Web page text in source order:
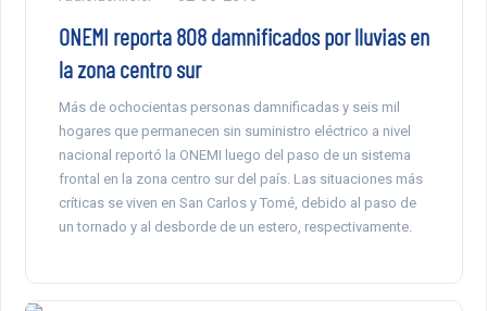
ONEMI reporta 808 damnificados por lluvias en
la zona centro sur
Más de ochocientas personas damnificadas y seis mil
hogares que permanecen sin suministro eléctrico a nivel
nacional reportó la ONEMI luego del paso de un sistema
frontal en la zona centro sur del país. Las situaciones más
críticas se viven en San Carlos y Tomé, debido al paso de
un tornado y al desborde de un estero, respectivamente.